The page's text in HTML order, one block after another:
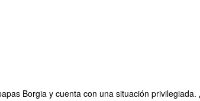
Borgia y cuenta con una situación